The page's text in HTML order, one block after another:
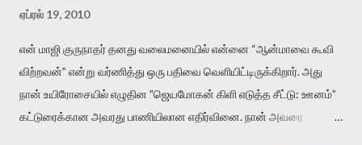
ஏப்ரல் 19, 2010
என் மாஜி குருநாதர் தனது வலைமனையில் என்னை “ஆன்மாவை கூவி
விற்றவன்” என்று வர்ணித்து ஒரு பதிவை வெளியிட்டிருக்கிறார். அது
நான் உயிரோசையில் எழுதின ”ஜெயமோகன் கிளி எடுத்த சீட்டு: ஊனம்”
கட்டுரைக்கான அவரது பாணியிலான எதிர்வினை. நான் அவரை